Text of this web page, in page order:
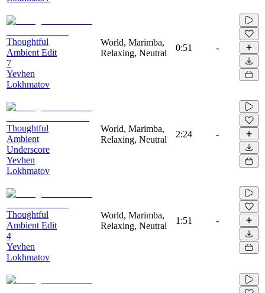
Thoughtful
Ambient Edit
7
Yevhen
Lokhmatov
World, Marimba,
Relaxing, Neutral
0:51 -
Thoughtful
Ambient
Underscore
Yevhen
Lokhmatov
World, Marimba,
Relaxing, Neutral
2:24 -
Thoughtful
Ambient Edit
4
Yevhen
Lokhmatov
World, Marimba,
Relaxing, Neutral
1:51 -